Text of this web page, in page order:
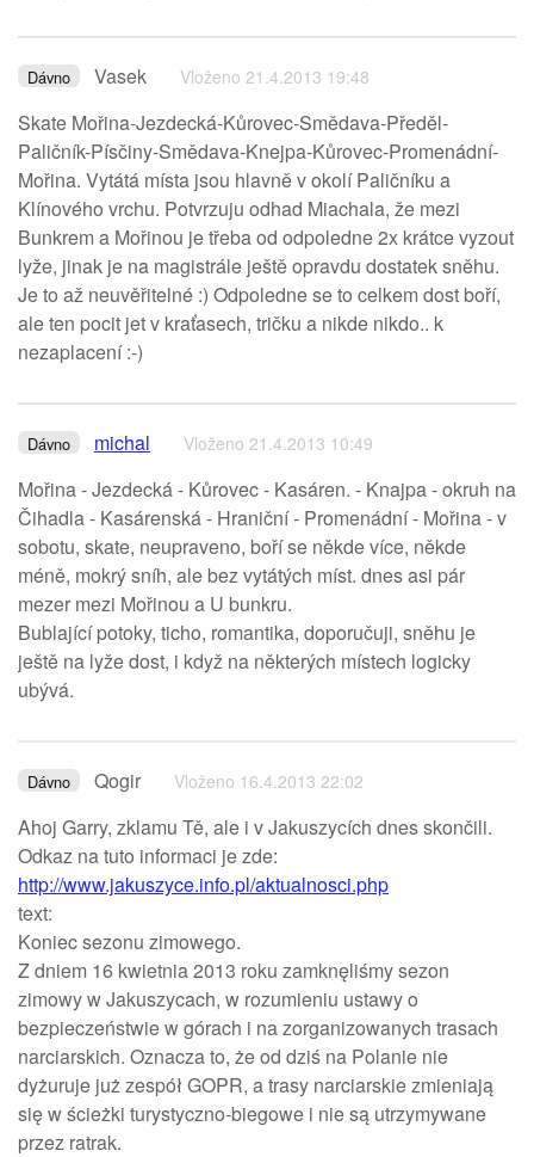
Dávno Vasek Vloženo 21.4.2013 19:48
Skate Mořina-Jezdecká-Kůrovec-Smědava-Předěl-
Paličník-Písčiny-Smědava-Knejpa-Kůrovec-Promenádní-
Mořina. Vytátá místa jsou hlavně v okolí Paličníku a
Klínového vrchu. Potvrzuju odhad Miachala, že mezi
Bunkrem a Mořinou je třeba od odpoledne 2x krátce vyzout
lyže, jinak je na magistrále ještě opravdu dostatek sněhu.
Je to až neuvěřitelné :) Odpoledne se to celkem dost boří,
ale ten pocit jet v kraťasech, tričku a nikde nikdo.. k
nezaplacení :-)
Dávno michal Vloženo 21.4.2013 10:49
Mořina - Jezdecká - Kůrovec - Kasáren. - Knajpa - okruh na
Čihadla - Kasárenská - Hraniční - Promenádní - Mořina - v
sobotu, skate, neupraveno, boří se někde více, někde
méně, mokrý sníh, ale bez vytátých míst. dnes asi pár
mezer mezi Mořinou a U bunkru.
Bublající potoky, ticho, romantika, doporučuji, sněhu je
ještě na lyže dost, i když na některých místech logicky
ubývá.
Dávno Qogir Vloženo 16.4.2013 22:02
Ahoj Garry, zklamu Tě, ale i v Jakuszycích dnes skončili.
Odkaz na tuto informaci je zde:
http://www.jakuszyce.info.pl/aktualnosci.php
text:
Koniec sezonu zimowego.
Z dniem 16 kwietnia 2013 roku zamknęliśmy sezon
zimowy w Jakuszycach, w rozumieniu ustawy o
bezpieczeństwie w górach i na zorganizowanych trasach
narciarskich. Oznacza to, że od dziś na Polanie nie
dyżuruje już zespół GOPR, a trasy narciarskie zmieniają
się w ścieżki turystyczno-biegowe i nie są utrzymywane
przez ratrak.